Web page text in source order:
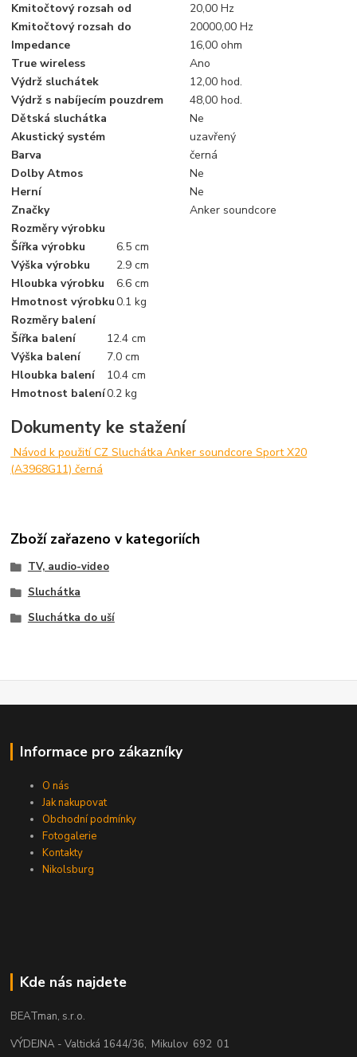
Kmitočtový rozsah od
20,00 Hz
Kmitočtový rozsah do
20000,00 Hz
Impedance
16,00 ohm
True wireless
Ano
Výdrž sluchátek
12,00 hod.
Výdrž s nabíjecím pouzdrem
48,00 hod.
Dětská sluchátka
Ne
Akustický systém
uzavřený
Barva
černá
Dolby Atmos
Ne
Herní
Ne
Značky
Anker soundcore
Rozměry výrobku
Šířka výrobku
6.5 cm
Výška výrobku
2.9 cm
Hloubka výrobku
6.6 cm
Hmotnost výrobku0.1 kg
Rozměry balení
Šířka balení
12.4 cm
Výška balení
7.0 cm
Hloubka balení
10.4 cm
Hmotnost balení0.2 kg
Dokumenty ke stažení
Návod k použití CZ Sluchátka Anker soundcore Sport X20
(A3968G11) černá
Zboží zařazeno v kategoriích
TV, audio-video
Sluchátka
Sluchátka do uší
Informace pro zákazníky
O nás
Jak nakupovat
Obchodní podmínky
Fotogalerie
Kontakty
Nikolsburg
Kde nás najdete
BEATman, s.r.o.
VÝDEJNA - Valtická 1644/36, Mikulov 692 01